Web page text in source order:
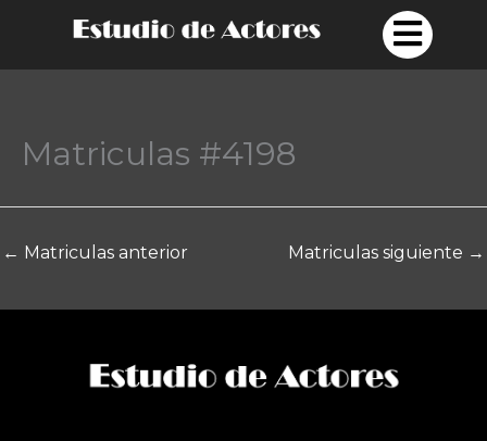
contenido
Matriculas #4198
← Matriculas anterior Matriculas siguiente →